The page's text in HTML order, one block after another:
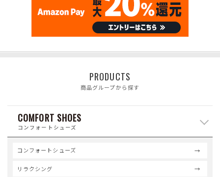
PRODUCTS
商品グループから探す
COMFORT SHOES
コンフォートシューズ
コンフォートシューズ
リラクシング